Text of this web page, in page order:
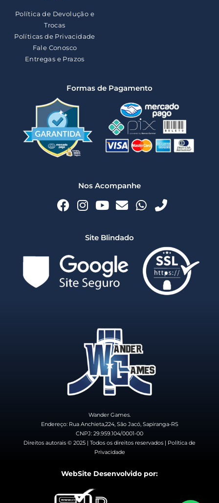
Política de Devolução e
Trocas
Políticas de Privacidade
Fale Conosco
Entregas e Prazos
Formas de Pagamento
Nos Acompanhe
Site Blindado
Wander Games.
Endereço: Rua Anchieta,224, São Jacó, Sapiranga-RS
CNPJ: 29.959.104/0001-00
Direitos autorais © 2025 | Todos os direitos reservados | Política de
Privacidade
WebSite Desenvolvido por: